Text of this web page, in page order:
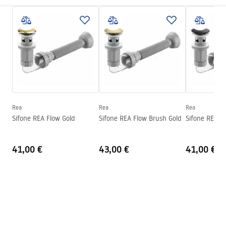
Colore
Bianco
Finitura
Lucido
Lunghezza
510
Larghezza
390mm
Altezza
135
Forma
Foro rubinetto
NO
Istruzioni di montaggio
Condizioni di garanzia
Rea
Sifone REA Flow Gold
41,00 €
Rea
Sifone REA Flow Brush Gold
43,00 €
Rea
Sifone REA
41,00 €